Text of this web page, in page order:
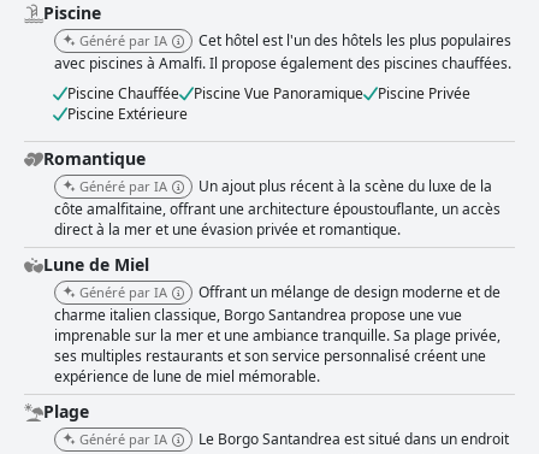
Piscine
Généré par IA
Cet hôtel est l'un des hôtels les plus populaires
avec piscines à Amalfi. Il propose également des piscines chauffées.
Piscine Chauffée
Piscine Vue Panoramique
Piscine Privée
Piscine Extérieure
Romantique
Généré par IA
Un ajout plus récent à la scène du luxe de la
côte amalfitaine, offrant une architecture époustouflante, un accès
direct à la mer et une évasion privée et romantique.
Lune de Miel
Généré par IA
Offrant un mélange de design moderne et de
charme italien classique, Borgo Santandrea propose une vue
imprenable sur la mer et une ambiance tranquille. Sa plage privée,
ses multiples restaurants et son service personnalisé créent une
expérience de lune de miel mémorable.
Plage
Généré par IA
Le Borgo Santandrea est situé dans un endroit